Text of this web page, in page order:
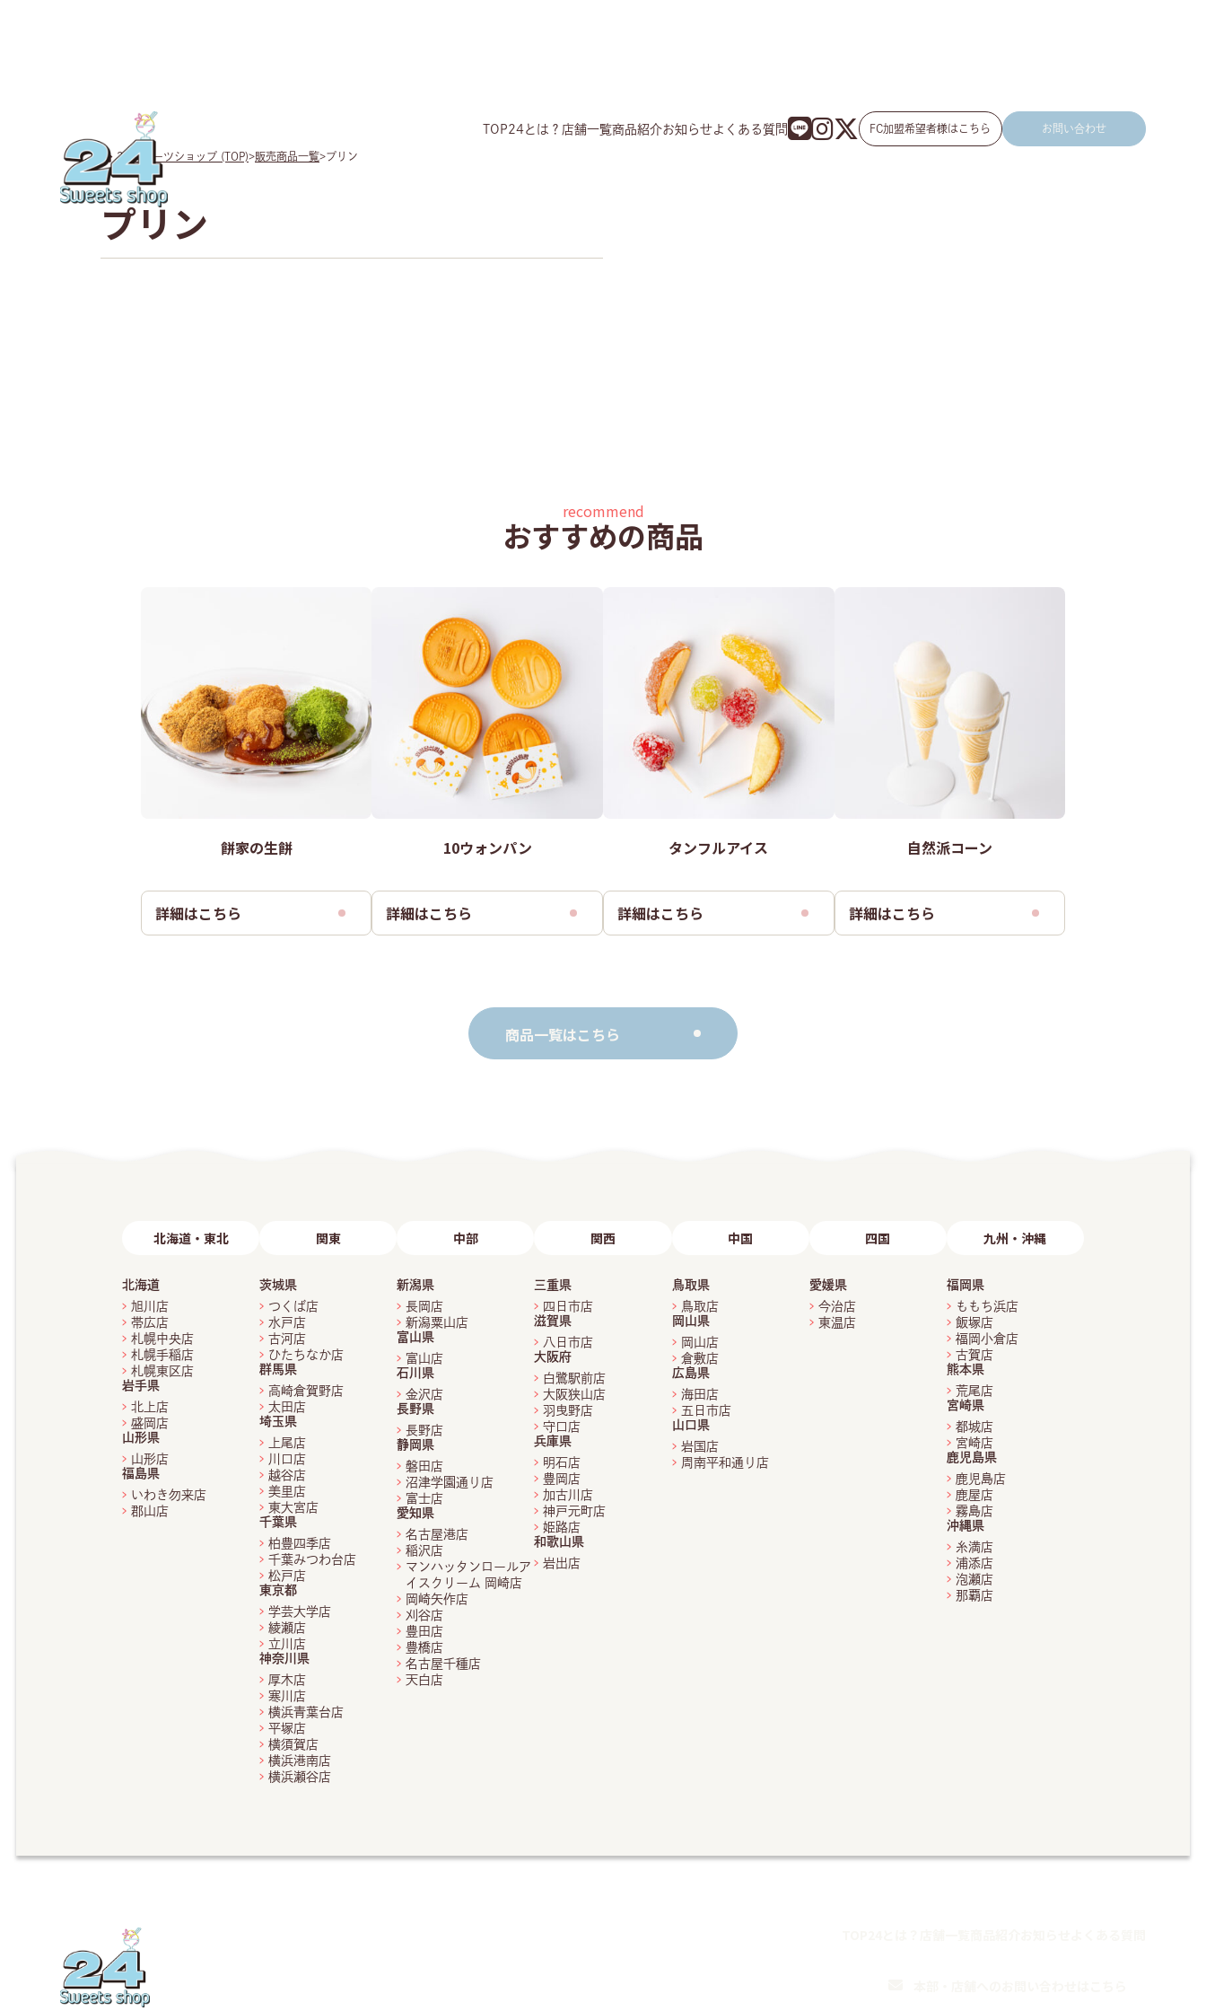
TOP24とは？ 店舗一覧商品紹介お知らせよくある質問 FC加盟希望者様はこちら お問い合わせ
24スイーツショップ (TOP)>販売商品一覧>プリン
プリン
recommend
おすすめの商品
餅家の生餅
詳細はこちら
10ウォンパン
詳細はこちら
タンフルアイス
詳細はこちら
自然派コーン
詳細はこちら
商品一覧はこちら
北海道・東北
北海道
旭川店
帯広店
札幌中央店
札幌手稲店
札幌東区店
岩手県
北上店
盛岡店
山形県
山形店
福島県
いわき勿来店
郡山店
関東
茨城県
つくば店
水戸店
古河店
ひたちなか店
群馬県
高崎倉賀野店
太田店
埼玉県
上尾店
川口店
越谷店
美里店
東大宮店
千葉県
柏豊四季店
千葉みつわ台店
松戸店
東京都
学芸大学店
綾瀬店
立川店
神奈川県
厚木店
寒川店
横浜青葉台店
平塚店
横須賀店
横浜港南店
横浜瀬谷店
中部
新潟県
長岡店
新潟粟山店
富山県
富山店
石川県
金沢店
長野県
長野店
静岡県
磐田店
沼津学園通り店
富士店
愛知県
名古屋港店
稲沢店
マンハッタンロールア
イスクリーム 岡崎店
岡崎矢作店
刈谷店
豊田店
豊橋店
名古屋千種店
天白店
関西
三重県
四日市店
滋賀県
八日市店
大阪府
白鷺駅前店
大阪狭山店
羽曳野店
守口店
兵庫県
明石店
豊岡店
加古川店
神戸元町店
姫路店
和歌山県
岩出店
中国
鳥取県
鳥取店
岡山県
岡山店
倉敷店
広島県
海田店
五日市店
山口県
岩国店
周南平和通り店
四国
愛媛県
今治店
東温店
九州・沖縄
福岡県
ももち浜店
飯塚店
福岡小倉店
古賀店
熊本県
荒尾店
宮崎県
都城店
宮崎店
鹿児島県
鹿児島店
鹿屋店
霧島店
沖縄県
糸満店
浦添店
泡瀬店
那覇店